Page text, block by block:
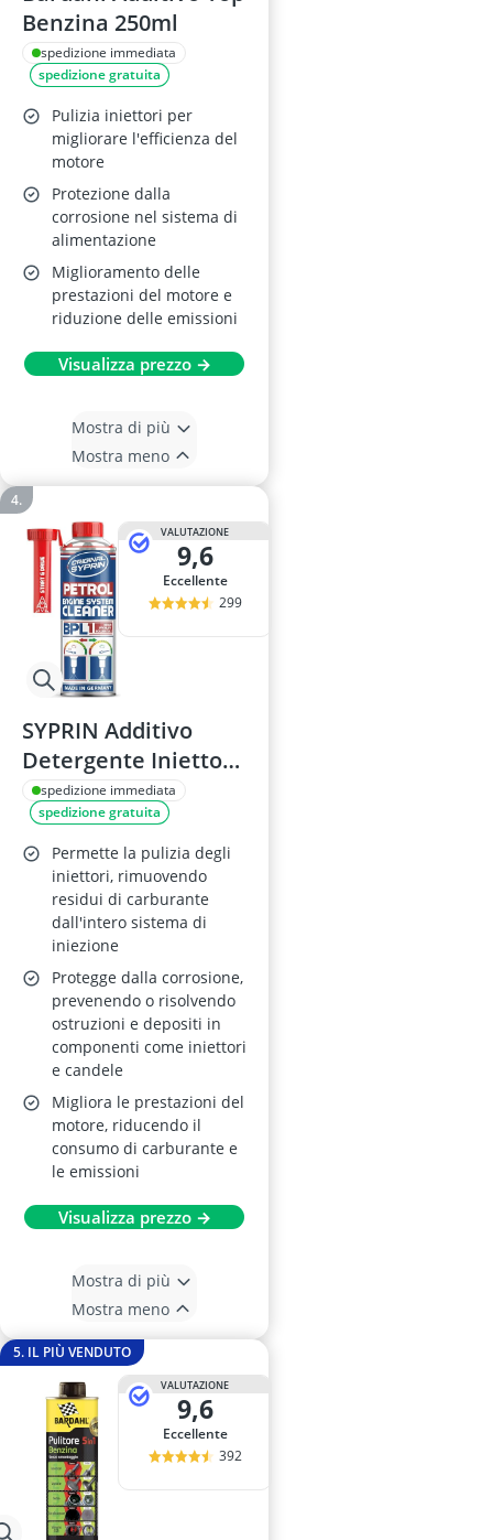
Benzina 250ml
spedizione immediata
spedizione gratuita
Pulizia iniettori per
migliorare l'efficienza del
motore
Protezione dalla
corrosione nel sistema di
alimentazione
Miglioramento delle
prestazioni del motore e
riduzione delle emissioni
Visualizza prezzo →
Mostra di più
Mostra meno
VALUTAZIONE
9,6
Eccellente
299
SYPRIN Additivo
Detergente Iniettori
Benzina 500ml
spedizione immediata
spedizione gratuita
Permette la pulizia degli
iniettori, rimuovendo
residui di carburante
dall'intero sistema di
iniezione
Protegge dalla corrosione,
prevenendo o risolvendo
ostruzioni e depositi in
componenti come iniettori
e candele
Migliora le prestazioni del
motore, riducendo il
consumo di carburante e
le emissioni
Visualizza prezzo →
Mostra di più
Mostra meno
5. IL PIÙ VENDUTO
VALUTAZIONE
9,6
Eccellente
392